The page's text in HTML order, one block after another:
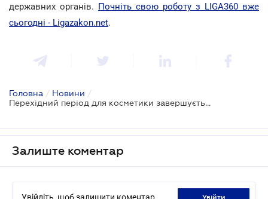
державних органів. Почніть свою роботу з LIGA360 вже
сьогодні - Ligazakon.net.
Головна / Новини /
Перехідний період для косметики завершується – що має встигнути бізнес до 3 серпня
Залиште коментар
Увійдіть, щоб залишити коментар увійти